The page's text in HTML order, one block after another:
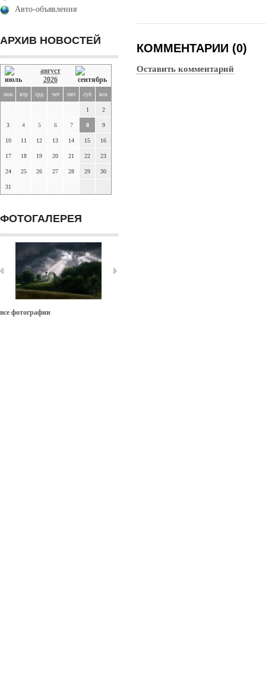
Авто-объявления
АРХИВ НОВОСТЕЙ
август
2026
пон втр срд чет пят суб вск
1 2
3 4 5 6 7 8 9
10 11 12 13 14 15 16
17 18 19 20 21 22 23
24 25 26 27 28 29 30
31
ФОТОГАЛЕРЕЯ
все фотографии
КОММЕНТАРИИ (0)
Оставить комментарий